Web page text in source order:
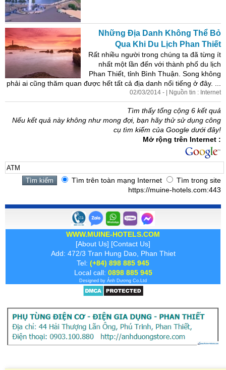
Những Địa Danh Không Thể Bỏ
Qua Khi Du Lịch Phan Thiết
Rất nhiều người trong chúng ta đã từng ít
nhất một lần đến với thành phố du lịch
Phan Thiết, tỉnh Bình Thuận. Song không
phải ai cũng thăm quan được hết tất cả địa danh nổi tiếng ở đây. ...
02/03/2014 - | Nguồn tin : Internet
Tìm thấy tổng cộng 6 kết quả
Nếu kết quả này không như mong đợi, bạn hãy thử sử dụng công
cụ tìm kiếm của Google dưới đây!
Mở rộng trên Internet :
Tìm trên toàn mạng Internet
Tìm trong site
https://muine-hotels.com:443
WWW.MUINE-HOTELS.COM
[About Us] [Contact Us]
Add: 472/3 Tran Hung Dao, Phan Thiet
Tel: (+84) 898 885 945
Local call: 0898 885 945
Designed by Ánh Dương Co.Ltd